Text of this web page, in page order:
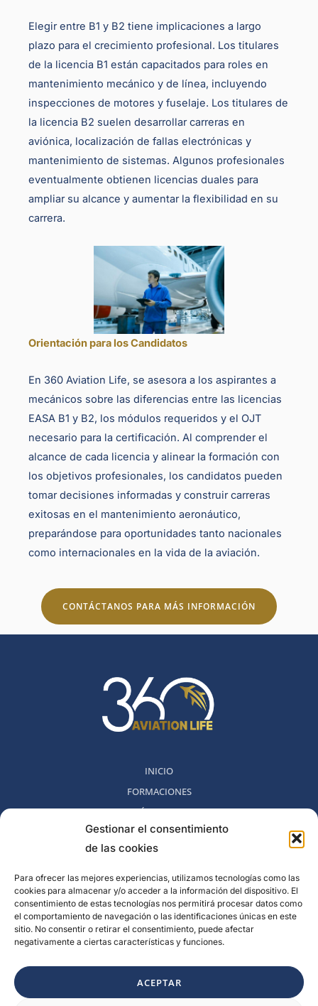
Gestionar el consentimiento
de las cookies
Para ofrecer las mejores experiencias, utilizamos tecnologías como las
cookies para almacenar y/o acceder a la información del dispositivo. El
consentimiento de estas tecnologías nos permitirá procesar datos como
el comportamiento de navegación o las identificaciones únicas en este
sitio. No consentir o retirar el consentimiento, puede afectar
negativamente a ciertas características y funciones.
ACEPTAR
Elegir entre B1 y B2 tiene implicaciones a largo
plazo para el crecimiento profesional. Los titulares
de la licencia B1 están capacitados para roles en
mantenimiento mecánico y de línea, incluyendo
inspecciones de motores y fuselaje. Los titulares de
la licencia B2 suelen desarrollar carreras en
aviónica, localización de fallas electrónicas y
mantenimiento de sistemas. Algunos profesionales
eventualmente obtienen licencias duales para
ampliar su alcance y aumentar la flexibilidad en su
carrera.
Orientación para los Candidatos
En 360 Aviation Life, se asesora a los aspirantes a
mecánicos sobre las diferencias entre las licencias
EASA B1 y B2, los módulos requeridos y el OJT
necesario para la certificación. Al comprender el
alcance de cada licencia y alinear la formación con
los objetivos profesionales, los candidatos pueden
tomar decisiones informadas y construir carreras
exitosas en el mantenimiento aeronáutico,
preparándose para oportunidades tanto nacionales
como internacionales en la vida de la aviación.
CONTÁCTANOS PARA MÁS INFORMACIÓN
INICIO
FORMACIONES
MÉTODO 360
COMUNIDAD
NOSOTROS
BLOG
CONTACTO
POLITICA DE DESESTIMIENTO